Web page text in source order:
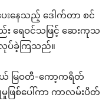
နေသည့် ဒေါက်တာ စင်
ရေဝင်သဖြင့် ဆေးကုသ
လုပ်ခဲ့ကြသည်။
နယ် မြဝတီ-ကော့ကရိတ်
မှုဖြစ်ပေါ်ကာ ကာလမ်းပိတ်